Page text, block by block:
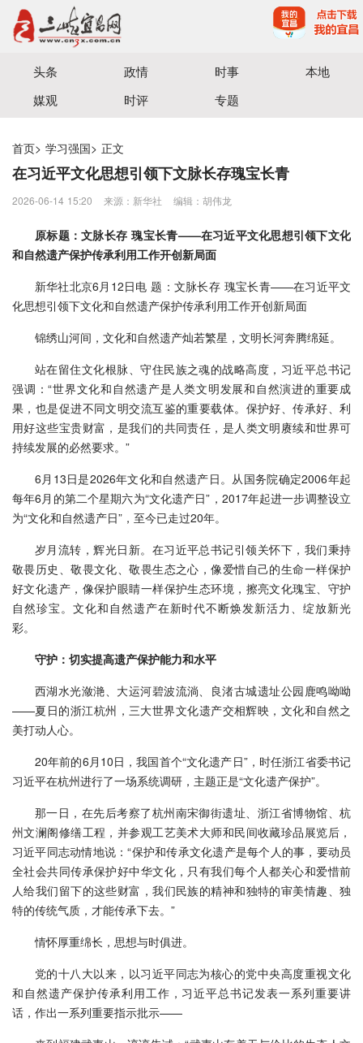
宜昌三峡融媒体中心主办
头条 政情 时事
本地
媒观
时评 专题
首页> 学习强国> 正文
在习近平文化思想引领下文脉长存瑰宝长青
2026-06-14 15:20 来源：新华社 编辑：胡伟龙
原标题：文脉长存 瑰宝长青——在习近平文化思想引领下文化
和自然遗产保护传承利用工作开创新局面
新华社北京6月12日电 题：文脉长存 瑰宝长青——在习近平文
化思想引领下文化和自然遗产保护传承利用工作开创新局面
锦绣山河间，文化和自然遗产灿若繁星，文明长河奔腾绵延。
站在留住文化根脉、守住民族之魂的战略高度，习近平总书记
强调：“世界文化和自然遗产是人类文明发展和自然演进的重要成
果，也是促进不同文明交流互鉴的重要载体。保护好、传承好、利
用好这些宝贵财富，是我们的共同责任，是人类文明赓续和世界可
持续发展的必然要求。”
6月13日是2026年文化和自然遗产日。从国务院确定2006年起
每年6月的第二个星期六为“文化遗产日”，2017年起进一步调整设立
为“文化和自然遗产日”，至今已走过20年。
岁月流转，辉光日新。在习近平总书记引领关怀下，我们秉持
敬畏历史、敬畏文化、敬畏生态之心，像爱惜自己的生命一样保护
好文化遗产，像保护眼睛一样保护生态环境，擦亮文化瑰宝、守护
自然珍宝。文化和自然遗产在新时代不断焕发新活力、绽放新光
彩。
守护：切实提高遗产保护能力和水平
西湖水光潋滟、大运河碧波流淌、良渚古城遗址公园鹿鸣呦呦
——夏日的浙江杭州，三大世界文化遗产交相辉映，文化和自然之
美打动人心。
20年前的6月10日，我国首个“文化遗产日”，时任浙江省委书记
习近平在杭州进行了一场系统调研，主题正是“文化遗产保护”。
那一日，在先后考察了杭州南宋御街遗址、浙江省博物馆、杭
州文澜阁修缮工程，并参观工艺美术大师和民间收藏珍品展览后，
习近平同志动情地说：“保护和传承文化遗产是每个人的事，要动员
全社会共同传承保护好中华文化，只有我们每个人都关心和爱惜前
人给我们留下的这些财富，我们民族的精神和独特的审美情趣、独
特的传统气质，才能传承下去。”
情怀厚重绵长，思想与时俱进。
党的十八大以来，以习近平同志为核心的党中央高度重视文化
和自然遗产保护传承利用工作，习近平总书记发表一系列重要讲
话，作出一系列重要指示批示——